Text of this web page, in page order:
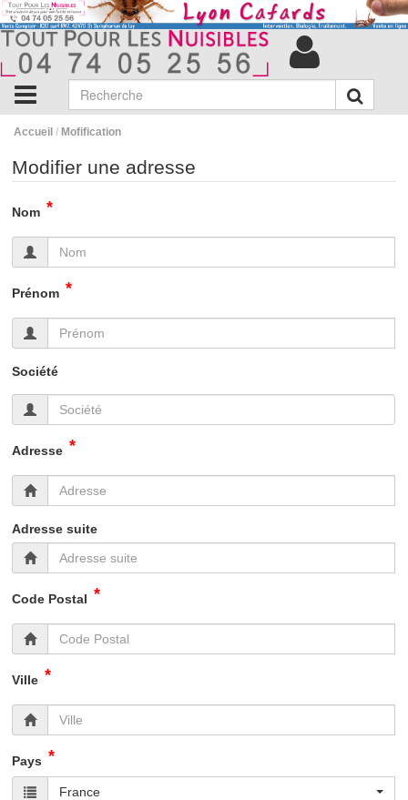
Accueil / Mofification
Modifier une adresse
Nom *
Prénom *
Société
Adresse *
Adresse suite
Code Postal *
Ville *
Pays *
France